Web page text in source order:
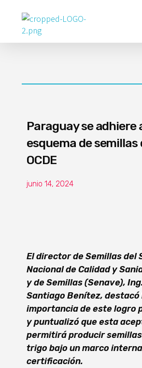
Poder Agropecuario
Paraguay se adhiere
esquema de semillas
OCDE
junio 14, 2024
El director de Semillas del
Nacional de Calidad y
y de Semillas (Senave),
Santiago Benítez, destacó
importancia de este logro
y puntualizó que esta
permitirá producir
trigo bajo un marco
certificación.